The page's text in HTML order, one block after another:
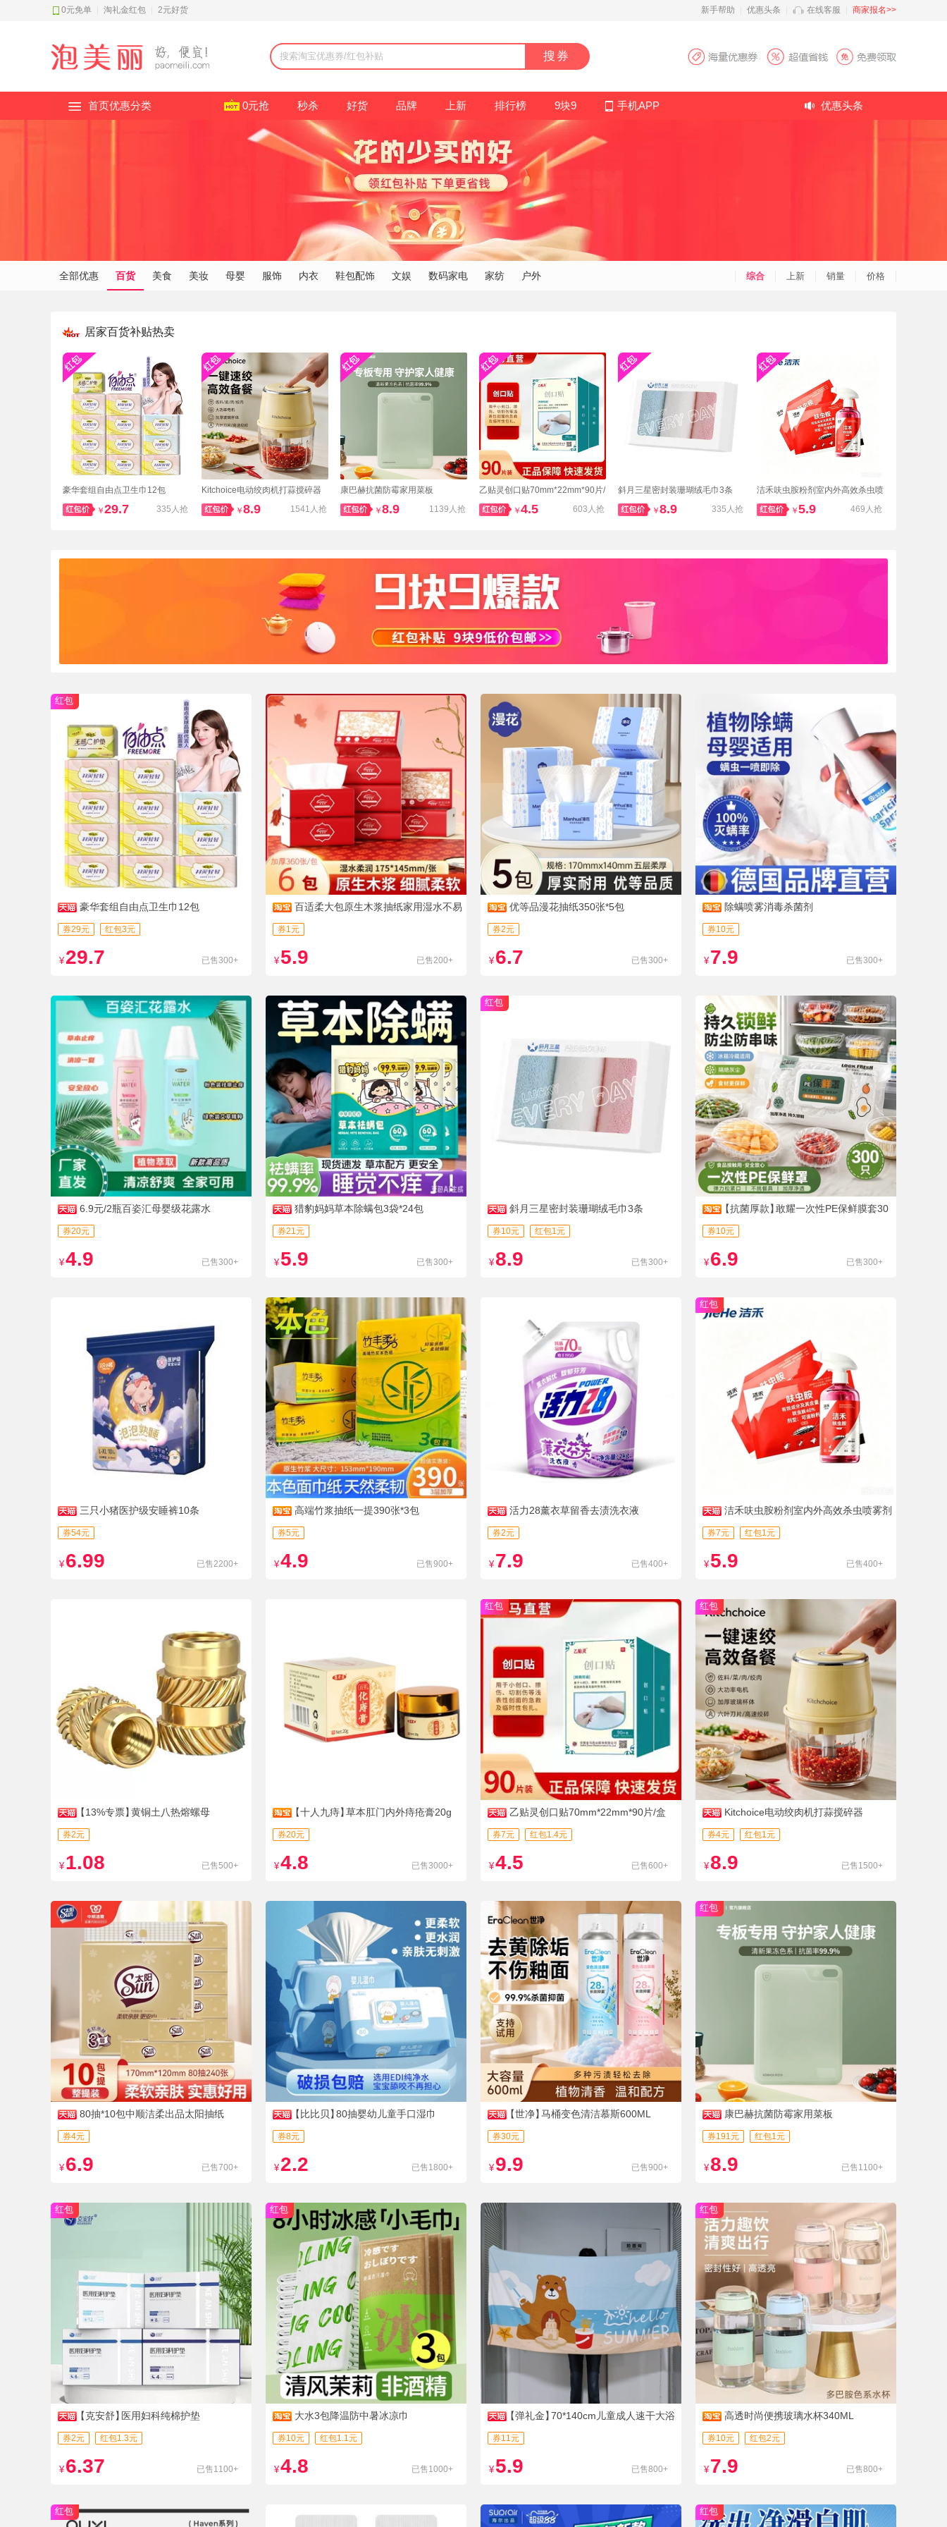
0元免单 淘礼金红包 2元好货 新手帮助 优惠头条 在线客服 商家报名>>
搜券
首页优惠分类 0元抢 秒杀 好货 品牌 上新 排行榜 9块9 手机APP 优惠头条
全部优惠 百货 美食 美妆 母婴 服饰 内衣 鞋包配饰 文娱 数码家电 家纺 户外 综合 上新 销量 价格
居家百货补贴热卖
豪华套组自由点卫生巾12包
￥29.7 335人抢
Kitchoice电动绞肉机打蒜搅碎器
￥8.9 1541人抢
康巴赫抗菌防霉家用菜板
￥8.9 1139人抢
乙贴灵创口贴70mm*22mm*90片/
盒
￥4.5 603人抢
斜月三星密封装珊瑚绒毛巾3条
￥8.9 335人抢
洁禾呋虫胺粉剂室内外高效杀虫喷
雾剂
￥5.9 469人抢
红包
豪华套组自由点卫生巾12包
券29元 红包3元
¥ 29.7 已售300+
百适柔大包原生木浆抽纸家用湿水不易
破细腻柔软面巾纸
券1元
¥ 5.9 已售200+
优等品漫花抽纸350张*5包
券2元
¥ 6.7 已售300+
除螨喷雾消毒杀菌剂
券10元
¥ 7.9 已售300+
6.9元/2瓶百姿汇母婴级花露水
券20元
¥4.9 已售300+
猎豹妈妈草本除螨包3袋*24包
券21元
¥ 5.9 已售300+
红包
斜月三星密封装珊瑚绒毛巾3条
券10元 红包1元
¥ 8.9 已售300+
【抗菌厚款】敢耀一次性PE保鲜膜套30
0个
券10元
¥ 6.9 已售300+
三只小猪医护级安睡裤10条
券54元
¥ 6.99 已售2200+
高端竹浆抽纸一提390张*3包
券5元
¥4.9 已售900+
活力28薰衣草留香去渍洗衣液
券2元
¥ 7.9 已售400+
红包
洁禾呋虫胺粉剂室内外高效杀虫喷雾剂
券7元 红包1元
¥ 5.9 已售400+
【13%专票】黄铜土八热熔螺母
券2元
¥ 1.08 已售500+
【十人九痔】草本肛门内外痔疮膏20g
券20元
¥4.8 已售3000+
红包
乙贴灵创口贴70mm*22mm*90片/盒
券7元 红包1.4元
¥4.5 已售600+
红包
Kitchoice电动绞肉机打蒜搅碎器
券4元 红包1元
¥ 8.9 已售1500+
80抽*10包中顺洁柔出品太阳抽纸
券4元
¥ 6.9 已售700+
【比比贝】80抽婴幼儿童手口湿巾
券8元
¥ 2.2 已售1800+
【世净】马桶变色清洁慕斯600ML
券30元
¥ 9.9 已售900+
红包
康巴赫抗菌防霉家用菜板
券191元 红包1元
¥ 8.9 已售1100+
红包
【克安舒】医用妇科纯棉护垫
券2元 红包1.3元
¥ 6.37 已售1100+
红包
大水3包降温防中暑冰凉巾
券10元 红包1.1元
¥4.8 已售1000+
【弹礼金】70*140cm儿童成人速干大浴
巾券11元
¥ 5.9 已售800+
红包
高透时尚便携玻璃水杯340ML
券10元 红包2元
¥ 7.9 已售800+
红包 红包